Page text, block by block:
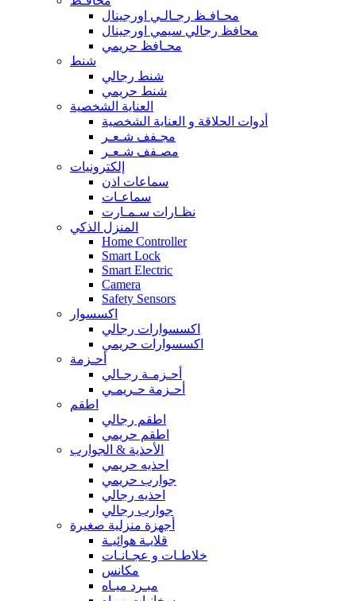
محـافـظ رجـالـي اورجينال
محافظ رجالي سيمي اورجينال
محـافظ حريمي
شنط
شنط رجالي
شنط حريمي
العناية الشخصية
أدوات الحلاقة و العناية الشخصية
مجـفف شـعـر
مصـفف شـعـر
إلكترونيات
سماعات اذن
سماعـات
نظـارات سـمـارت
المنزل الذكي
Home Controller
Smart Lock
Smart Electric
Camera
Safety Sensors
اكسسوار
اكسسوارات رجالي
اكسسوارات حريمي
أحـزمة
أحـزمـة رجـالي
أحـزمة حـريمـي
اطقم
اطقم رجالي
اطقم حريمي
الأحذية & الجوارب
احذيه حريمي
جوارب حريمي
احذيه رجالي
جوارب رجالي
أجهزة منزلية صغيرة
قلايـة هوائيـة
خلاطـات و عجـانـات
مكانس
مبـرد ميـاه